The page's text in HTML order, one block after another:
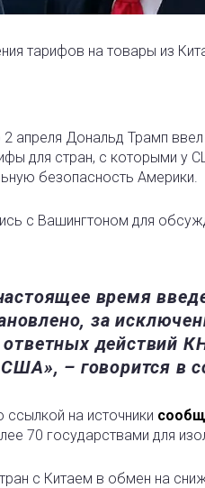
тарифов на товары из
2 апреля Дональд Трамп
для стран, с которыми
безопасность Америки.
с Вашингтоном для
время
за
действий
– говорится в
ссылкой на источники
70 государствами для
с Китаем в обмен на